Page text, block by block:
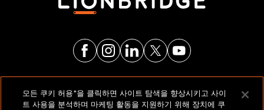
법적 고지 및 정책
모든 쿠키 허용"을 클릭하면 사이트 탐색을 향상시키고 사이
트 사용을 분석하며 마케팅 활동을 지원하기 위해 장치에 쿠